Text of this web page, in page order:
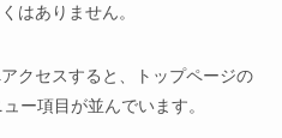
はありません。
クセスすると、トップページの
ー項目が並んでいます。